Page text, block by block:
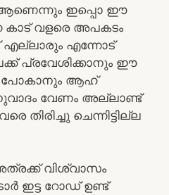
ആണെന്നും ഇപ്പൊ ഈ
കാട് വളരെ അപകടം
എല്ലാരും എന്നോട്
പ്രവേശിക്കാനും ഈ
പോകാനും ആഹ്
വേണം അല്ലാണ്ട്
ചെന്നിട്ടില്ല
വിശ്വാസം
ഇട്ട റോഡ് ഉണ്ട്